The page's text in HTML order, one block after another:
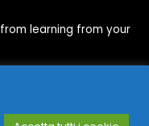
learning from your